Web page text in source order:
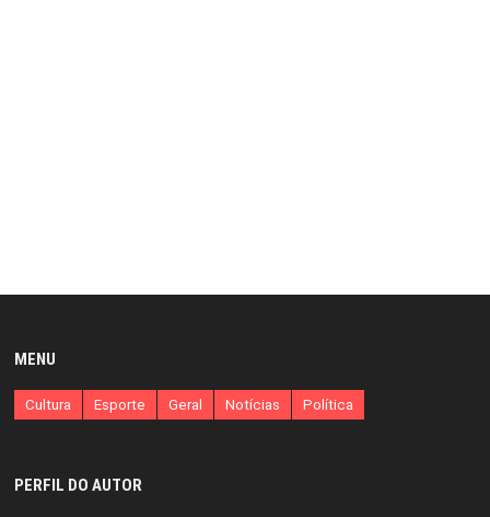
MENU
Cultura Esporte Geral Notícias Política
PERFIL DO AUTOR